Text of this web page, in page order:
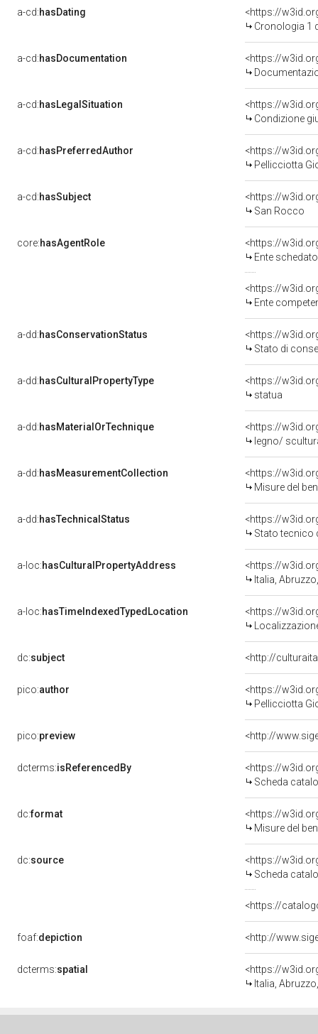
a-cd:hasDating
<https://
Cronologia 1
a-cd:hasDocumentation
a-cd:hasLegalSituation
Condizione
a-cd:hasPreferredAuthor
<https://
Pellicciotta
a-cd:hasSubject
<https://
San Rocco
core:hasAgentRole
<https://
Ente schedatore
<https://
Ente competente
a-dd:hasConservationStatus
<https://
Stato di
a-dd:hasCulturalPropertyType
<https://
statua
a-dd:hasMaterialOrTechnique
<https://
legno/
a-dd:hasMeasurementCollection
<https://
Misure del
a-dd:hasTechnicalStatus
<https://
Stato tecnico
a-loc:hasCulturalPropertyAddress
<https://
Italia,
a-loc:hasTimeIndexedTypedLocation
<https://
dc:subject <http://
pico:author
<https://
Pellicciotta
pico:preview <http://
dcterms:isReferencedBy
<https://
Scheda
dc:format
<https://
Misure del
dc:source
<https://
Scheda
<https://
foaf:depiction <http://
dcterms:spatial
<https://
Italia,